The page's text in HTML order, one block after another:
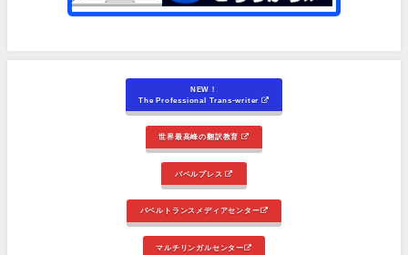
NEW！
The Professional Trans-writer
世界最高峰の翻訳教育
バベルプレス
バベルトランスメディアセンター
マルチリンガルセンター